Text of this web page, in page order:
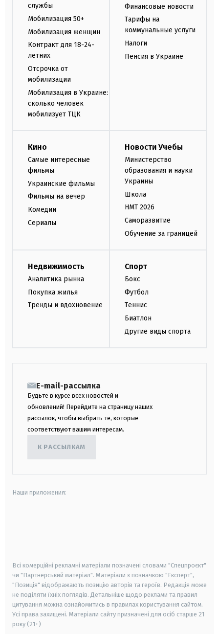
службы
Мобилизация 50+
Мобилизация женщин
Контракт для 18-24-
летних
Отсрочка от
мобилизации
Мобилизация в Украине:
сколько человек
мобилизует ТЦК
Финансовые новости
Тарифы на
коммунальные услуги
Налоги
Пенсия в Украине
Кино
Самые интересные
фильмы
Украинские фильмы
Фильмы на вечер
Комедии
Сериалы
Новости Учебы
Министерство
образования и науки
Украины
Школа
НМТ 2026
Саморазвитие
Обучение за границей
Недвижимость
Аналитика рынка
Покупка жилья
Тренды и вдохновение
Спорт
Бокс
Футбол
Теннис
Биатлон
Другие виды спорта
E-mail-рассылка
Будьте в курсе всех новостей и
обновлений! Перейдите на страницу наших
рассылок, чтобы выбрать те, которые
соответствуют вашим интересам.
К РАССЫЛКАМ
Наши приложения:
Всі комерційні рекламні матеріали позначені словами "Спецпроєкт"
чи "Партнерський матеріал". Матеріали з позначкою "Експерт",
"Позиція" відображають позицію авторів та героїв. Редакція може
не поділяти їхніх поглядів. Детальніше щодо реклами та правил
цитування можна ознайомитись в правилах користування сайтом.
Усі права захищені. Матеріали сайту призначені для осіб старше 21
року (21+)